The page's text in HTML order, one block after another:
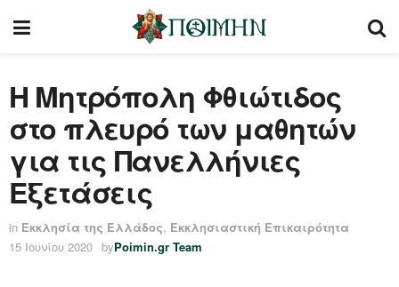
Η Μητρόπολη Φθιώτιδος
στο πλευρό των μαθητών
για τις Πανελλήνιες
Εξετάσεις
in Εκκλησία της Ελλάδος, Εκκλησιαστική Επικαιρότητα
15 Ιουνίου 2020 byPoimin.gr Team